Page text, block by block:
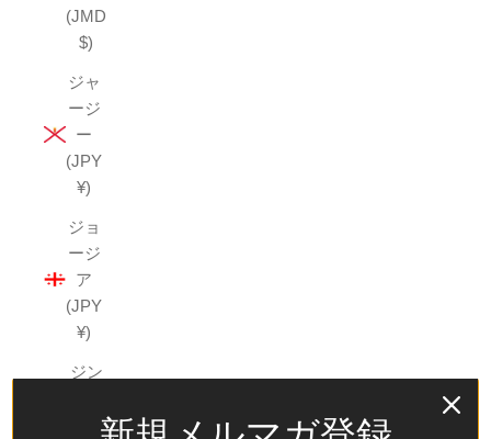
(JMD
$)
ジャ
ージ
ー
(JPY
¥)
ジョ
ージ
ア
(JPY
¥)
ジン